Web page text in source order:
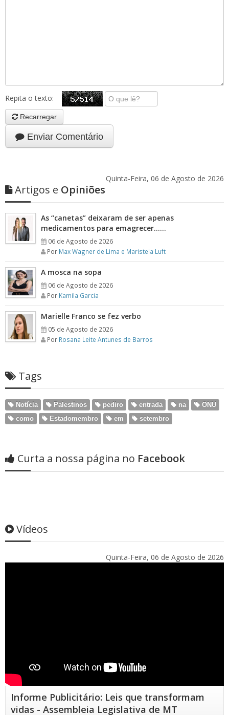
Repita o texto:
Recarregar
Enviar Comentário
Quinta-Feira, 06 de Agosto de 2026
Artigos e Opiniões
As “canetas” deixaram de ser apenas
medicamentos para emagrecer……
06 de Agosto de 2026
Por Max Wagner de Lima e Maristela Luft
A mosca na sopa
06 de Agosto de 2026
Por Kamila Garcia
Marielle Franco se fez verbo
05 de Agosto de 2026
Por Rosana Leite Antunes de Barros
Tags
Notícia Palestinos pediro entrada na
ONU
como
Estadomembro em setembro
Curta a nossa página no Facebook
Vídeos
Quinta-Feira, 06 de Agosto de 2026
Informe Publicitário: Leis que transformam
vidas - Assembleia Legislativa de MT